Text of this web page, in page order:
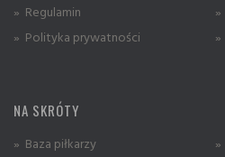
» Regulamin
» Polityka prywatności
NA SKRÓTY
» Baza piłkarzy